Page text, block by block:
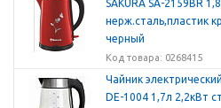
SAKURA SA-2159BR
нерж.сталь,пластик
черный
Код товара: 0268415
Чайник
DE-1004 1,7л 2,2кВт